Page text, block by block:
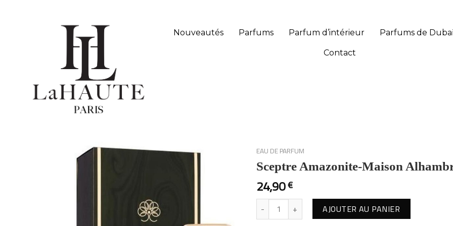
Nouveautés Parfums Parfum d’intérieur Parfums de
Contact
EAU DE PARFUM
Sceptre Amazonite-Maison
24,90€
AJOUTER AU PANIER